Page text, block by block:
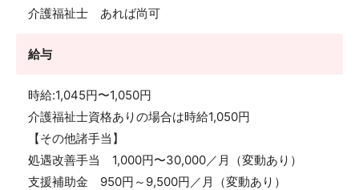
介護福祉士 あれば尚可
給与
時給:1,045円〜1,050円
介護福祉士資格ありの場合は時給1,050円
【その他諸手当】
処遇改善手当 1,000円〜30,000／月（変動あり）
支援補助金 950円～9,500円／月（変動あり）